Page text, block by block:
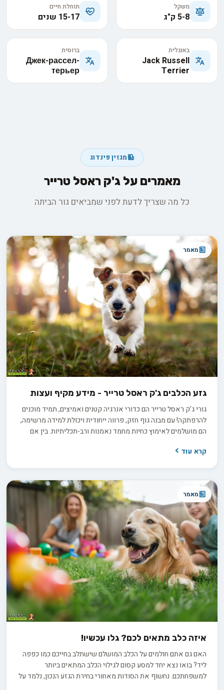
משקל
5-8 ק"ג
תוחלת חיים
15-17 שנים
באנגלית
Jack Russell
Terrier
ברוסית
Джек-рассел-
терьер
מגזין פינדוג
מאמרים על ג'ק ראסל טרייר
כל מה שצריך לדעת לפני שמביאים גור הביתה
מאמר
גזע הכלבים ג'ק ראסל טרייר - מידע מקיף ועצות
גורי ג'ק ראסל טרייר הם כדורי אנרגיה קטנים ואמיצים, תמיד מוכנים
להרפתקה! עם מבנה גוף חזק, פרווה ייחודית ויכולת למידה מרשימה,
הם מושלמים לאימוץ כחיות מחמד נאמנות ורב-תכליתיות. בין אם
קשר מתגמל ומספק. גלו עוד על האופי המיוחד שלהם ומדוע הם
קרא עוד
מאמר
איזה כלב מתאים לכם? גלו עכשיו!
האם גם אתם חולמים על הכלב המושלם שישתלב בחייכם כמו כפפה
ליד? בואו נצא יחד למסע קסום לגילוי הכלב המתאים ביותר
למשפחתכם. נחשוף את הסודות מאחורי בחירת הגזע הנכון, נלמד על